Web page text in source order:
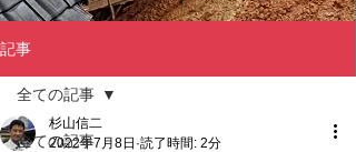
記事
全ての記事
全ての記事
杉山信二
2022年7月8日 読了時間: 2分